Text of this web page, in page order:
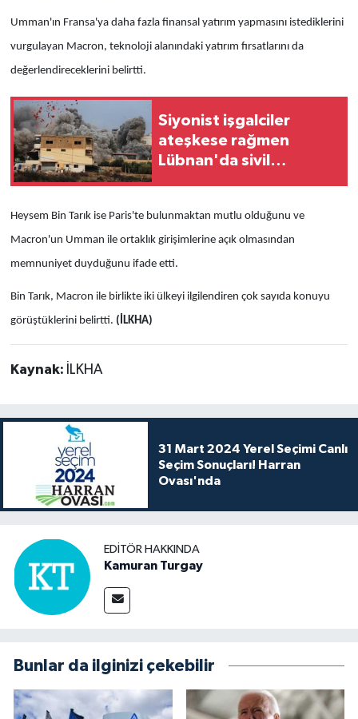
Umman'ın Fransa'ya daha fazla finansal yatırım yapmasını istediklerini
vurgulayan Macron, teknoloji alanındaki yatırım fırsatlarını da
değerlendireceklerini belirtti.
Siyonist işgalciler
ateşkese rağmen
Lübnan'da sivil
Heysem Bin Tarık ise Paris'te bulunmaktan mutlu olduğunu ve
Macron'un Umman ile ortaklık girişimlerine açık olmasından
memnuniyet duyduğunu ifade etti.
Bin Tarık, Macron ile birlikte iki ülkeyi ilgilendiren çok sayıda konuyu
görüştüklerini belirtti. (İLKHA)
Kaynak: İLKHA
31 Mart 2024 Yerel Seçimi Canlı
Seçim Sonuçları! Harran
Ovası'nda
EDITÖR HAKKINDA
Kamuran Turgay
Bunlar da ilginizi çekebilir